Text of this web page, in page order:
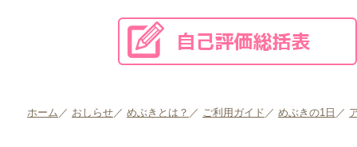
ホーム ／ おしらせ／ めぶきとは？ ／ ご利用ガイド ／ めぶきの1日 ／